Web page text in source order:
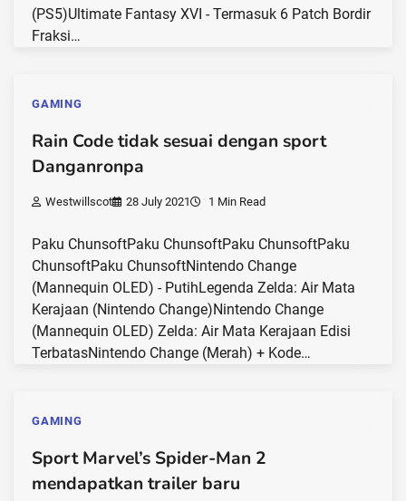
(PS5)Ultimate Fantasy XVI - Termasuk 6 Patch Bordir
Fraksi…
GAMING
Rain Code tidak sesuai dengan sport
Danganronpa
Westwillscot 28 July 2021 1 Min Read
Paku ChunsoftPaku ChunsoftPaku ChunsoftPaku
ChunsoftPaku Chunsoft‎Nintendo Change
(Mannequin OLED) - PutihLegenda Zelda: Air Mata
Kerajaan (Nintendo Change)Nintendo Change
(Mannequin OLED) Zelda: Air Mata Kerajaan Edisi
TerbatasNintendo Change (Merah) + Kode…
GAMING
Sport Marvel’s Spider-Man 2
mendapatkan trailer baru